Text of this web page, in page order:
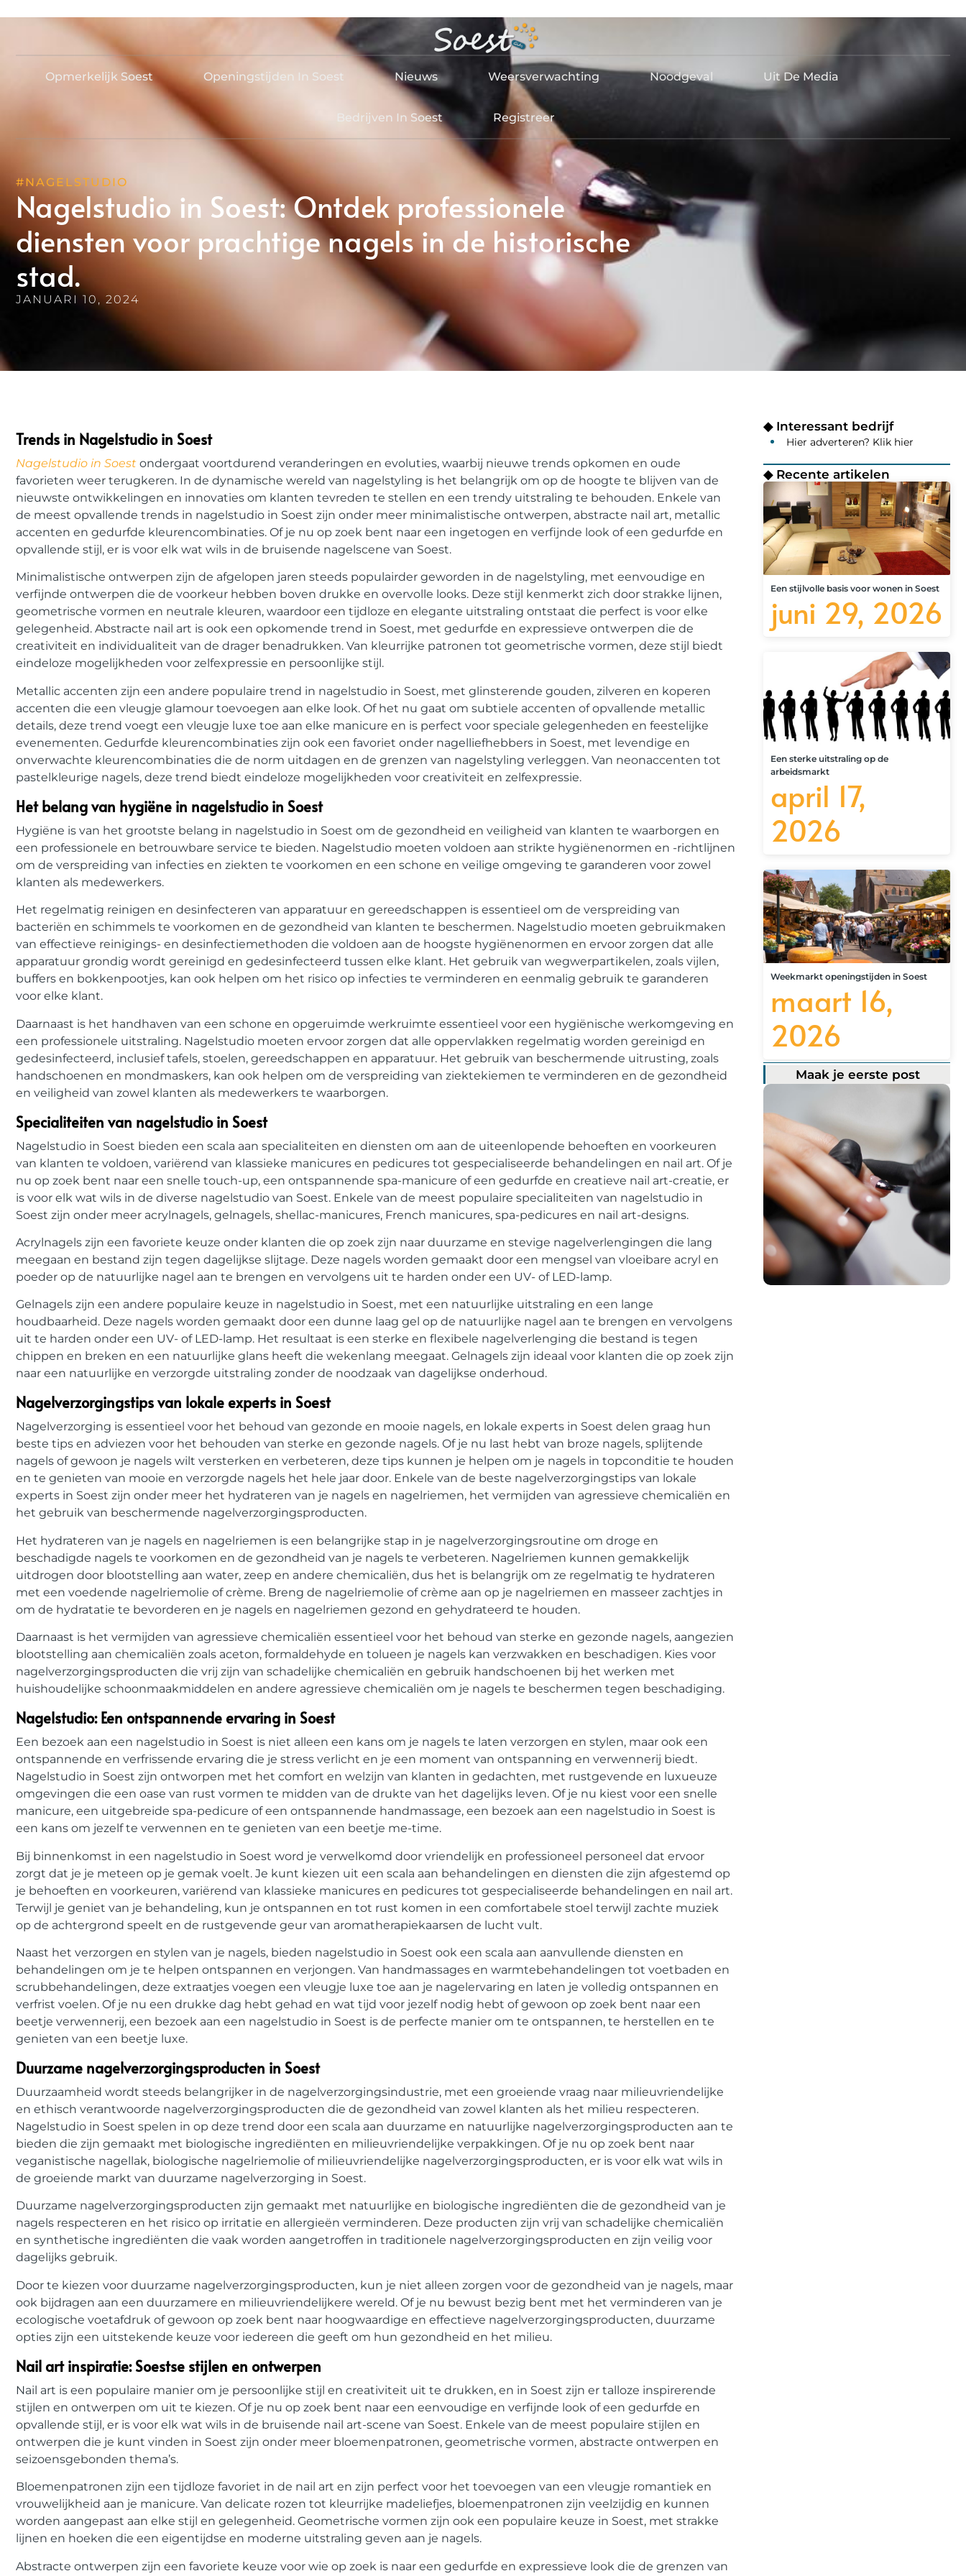
Opmerkelijk Soest Openingstijden In Soest Nieuws Weersverwachting Noodgeval Uit De Media
Bedrijven In Soest Registreer
#NAGELSTUDIO
Nagelstudio in Soest: Ontdek professionele
diensten voor prachtige nagels in de historische
stad.
JANUARI 10, 2024
Trends in Nagelstudio in Soest
Nagelstudio in Soest ondergaat voortdurend veranderingen en evoluties, waarbij nieuwe trends opkomen en oude
favorieten weer terugkeren. In de dynamische wereld van nagelstyling is het belangrijk om op de hoogte te blijven van de
nieuwste ontwikkelingen en innovaties om klanten tevreden te stellen en een trendy uitstraling te behouden. Enkele van
de meest opvallende trends in nagelstudio in Soest zijn onder meer minimalistische ontwerpen, abstracte nail art, metallic
accenten en gedurfde kleurencombinaties. Of je nu op zoek bent naar een ingetogen en verfijnde look of een gedurfde en
opvallende stijl, er is voor elk wat wils in de bruisende nagelscene van Soest.
Minimalistische ontwerpen zijn de afgelopen jaren steeds populairder geworden in de nagelstyling, met eenvoudige en
verfijnde ontwerpen die de voorkeur hebben boven drukke en overvolle looks. Deze stijl kenmerkt zich door strakke lijnen,
geometrische vormen en neutrale kleuren, waardoor een tijdloze en elegante uitstraling ontstaat die perfect is voor elke
gelegenheid. Abstracte nail art is ook een opkomende trend in Soest, met gedurfde en expressieve ontwerpen die de
creativiteit en individualiteit van de drager benadrukken. Van kleurrijke patronen tot geometrische vormen, deze stijl biedt
eindeloze mogelijkheden voor zelfexpressie en persoonlijke stijl.
Metallic accenten zijn een andere populaire trend in nagelstudio in Soest, met glinsterende gouden, zilveren en koperen
accenten die een vleugje glamour toevoegen aan elke look. Of het nu gaat om subtiele accenten of opvallende metallic
details, deze trend voegt een vleugje luxe toe aan elke manicure en is perfect voor speciale gelegenheden en feestelijke
evenementen. Gedurfde kleurencombinaties zijn ook een favoriet onder nagelliefhebbers in Soest, met levendige en
onverwachte kleurencombinaties die de norm uitdagen en de grenzen van nagelstyling verleggen. Van neonaccenten tot
pastelkleurige nagels, deze trend biedt eindeloze mogelijkheden voor creativiteit en zelfexpressie.
Het belang van hygiëne in nagelstudio in Soest
Hygiëne is van het grootste belang in nagelstudio in Soest om de gezondheid en veiligheid van klanten te waarborgen en
een professionele en betrouwbare service te bieden. Nagelstudio moeten voldoen aan strikte hygiënenormen en -richtlijnen
om de verspreiding van infecties en ziekten te voorkomen en een schone en veilige omgeving te garanderen voor zowel
klanten als medewerkers.
Het regelmatig reinigen en desinfecteren van apparatuur en gereedschappen is essentieel om de verspreiding van
bacteriën en schimmels te voorkomen en de gezondheid van klanten te beschermen. Nagelstudio moeten gebruikmaken
van effectieve reinigings- en desinfectiemethoden die voldoen aan de hoogste hygiënenormen en ervoor zorgen dat alle
apparatuur grondig wordt gereinigd en gedesinfecteerd tussen elke klant. Het gebruik van wegwerpartikelen, zoals vijlen,
buffers en bokkenpootjes, kan ook helpen om het risico op infecties te verminderen en eenmalig gebruik te garanderen
voor elke klant.
Daarnaast is het handhaven van een schone en opgeruimde werkruimte essentieel voor een hygiënische werkomgeving en
een professionele uitstraling. Nagelstudio moeten ervoor zorgen dat alle oppervlakken regelmatig worden gereinigd en
gedesinfecteerd, inclusief tafels, stoelen, gereedschappen en apparatuur. Het gebruik van beschermende uitrusting, zoals
handschoenen en mondmaskers, kan ook helpen om de verspreiding van ziektekiemen te verminderen en de gezondheid
en veiligheid van zowel klanten als medewerkers te waarborgen.
Specialiteiten van nagelstudio in Soest
Nagelstudio in Soest bieden een scala aan specialiteiten en diensten om aan de uiteenlopende behoeften en voorkeuren
van klanten te voldoen, variërend van klassieke manicures en pedicures tot gespecialiseerde behandelingen en nail art. Of je
nu op zoek bent naar een snelle touch-up, een ontspannende spa-manicure of een gedurfde en creatieve nail art-creatie, er
is voor elk wat wils in de diverse nagelstudio van Soest. Enkele van de meest populaire specialiteiten van nagelstudio in
Soest zijn onder meer acrylnagels, gelnagels, shellac-manicures, French manicures, spa-pedicures en nail art-designs.
Acrylnagels zijn een favoriete keuze onder klanten die op zoek zijn naar duurzame en stevige nagelverlengingen die lang
meegaan en bestand zijn tegen dagelijkse slijtage. Deze nagels worden gemaakt door een mengsel van vloeibare acryl en
poeder op de natuurlijke nagel aan te brengen en vervolgens uit te harden onder een UV- of LED-lamp.
Gelnagels zijn een andere populaire keuze in nagelstudio in Soest, met een natuurlijke uitstraling en een lange
houdbaarheid. Deze nagels worden gemaakt door een dunne laag gel op de natuurlijke nagel aan te brengen en vervolgens
uit te harden onder een UV- of LED-lamp. Het resultaat is een sterke en flexibele nagelverlenging die bestand is tegen
chippen en breken en een natuurlijke glans heeft die wekenlang meegaat. Gelnagels zijn ideaal voor klanten die op zoek zijn
naar een natuurlijke en verzorgde uitstraling zonder de noodzaak van dagelijkse onderhoud.
Nagelverzorgingstips van lokale experts in Soest
Nagelverzorging is essentieel voor het behoud van gezonde en mooie nagels, en lokale experts in Soest delen graag hun
beste tips en adviezen voor het behouden van sterke en gezonde nagels. Of je nu last hebt van broze nagels, splijtende
nagels of gewoon je nagels wilt versterken en verbeteren, deze tips kunnen je helpen om je nagels in topconditie te houden
en te genieten van mooie en verzorgde nagels het hele jaar door. Enkele van de beste nagelverzorgingstips van lokale
experts in Soest zijn onder meer het hydrateren van je nagels en nagelriemen, het vermijden van agressieve chemicaliën en
het gebruik van beschermende nagelverzorgingsproducten.
Het hydrateren van je nagels en nagelriemen is een belangrijke stap in je nagelverzorgingsroutine om droge en
beschadigde nagels te voorkomen en de gezondheid van je nagels te verbeteren. Nagelriemen kunnen gemakkelijk
uitdrogen door blootstelling aan water, zeep en andere chemicaliën, dus het is belangrijk om ze regelmatig te hydrateren
met een voedende nagelriemolie of crème. Breng de nagelriemolie of crème aan op je nagelriemen en masseer zachtjes in
om de hydratatie te bevorderen en je nagels en nagelriemen gezond en gehydrateerd te houden.
Daarnaast is het vermijden van agressieve chemicaliën essentieel voor het behoud van sterke en gezonde nagels, aangezien
blootstelling aan chemicaliën zoals aceton, formaldehyde en tolueen je nagels kan verzwakken en beschadigen. Kies voor
nagelverzorgingsproducten die vrij zijn van schadelijke chemicaliën en gebruik handschoenen bij het werken met
huishoudelijke schoonmaakmiddelen en andere agressieve chemicaliën om je nagels te beschermen tegen beschadiging.
Nagelstudio: Een ontspannende ervaring in Soest
Een bezoek aan een nagelstudio in Soest is niet alleen een kans om je nagels te laten verzorgen en stylen, maar ook een
ontspannende en verfrissende ervaring die je stress verlicht en je een moment van ontspanning en verwennerij biedt.
Nagelstudio in Soest zijn ontworpen met het comfort en welzijn van klanten in gedachten, met rustgevende en luxueuze
omgevingen die een oase van rust vormen te midden van de drukte van het dagelijks leven. Of je nu kiest voor een snelle
manicure, een uitgebreide spa-pedicure of een ontspannende handmassage, een bezoek aan een nagelstudio in Soest is
een kans om jezelf te verwennen en te genieten van een beetje me-time.
Bij binnenkomst in een nagelstudio in Soest word je verwelkomd door vriendelijk en professioneel personeel dat ervoor
zorgt dat je je meteen op je gemak voelt. Je kunt kiezen uit een scala aan behandelingen en diensten die zijn afgestemd op
je behoeften en voorkeuren, variërend van klassieke manicures en pedicures tot gespecialiseerde behandelingen en nail art.
Terwijl je geniet van je behandeling, kun je ontspannen en tot rust komen in een comfortabele stoel terwijl zachte muziek
op de achtergrond speelt en de rustgevende geur van aromatherapiekaarsen de lucht vult.
Naast het verzorgen en stylen van je nagels, bieden nagelstudio in Soest ook een scala aan aanvullende diensten en
behandelingen om je te helpen ontspannen en verjongen. Van handmassages en warmtebehandelingen tot voetbaden en
scrubbehandelingen, deze extraatjes voegen een vleugje luxe toe aan je nagelervaring en laten je volledig ontspannen en
verfrist voelen. Of je nu een drukke dag hebt gehad en wat tijd voor jezelf nodig hebt of gewoon op zoek bent naar een
beetje verwennerij, een bezoek aan een nagelstudio in Soest is de perfecte manier om te ontspannen, te herstellen en te
genieten van een beetje luxe.
Duurzame nagelverzorgingsproducten in Soest
Duurzaamheid wordt steeds belangrijker in de nagelverzorgingsindustrie, met een groeiende vraag naar milieuvriendelijke
en ethisch verantwoorde nagelverzorgingsproducten die de gezondheid van zowel klanten als het milieu respecteren.
Nagelstudio in Soest spelen in op deze trend door een scala aan duurzame en natuurlijke nagelverzorgingsproducten aan te
bieden die zijn gemaakt met biologische ingrediënten en milieuvriendelijke verpakkingen. Of je nu op zoek bent naar
veganistische nagellak, biologische nagelriemolie of milieuvriendelijke nagelverzorgingsproducten, er is voor elk wat wils in
de groeiende markt van duurzame nagelverzorging in Soest.
Duurzame nagelverzorgingsproducten zijn gemaakt met natuurlijke en biologische ingrediënten die de gezondheid van je
nagels respecteren en het risico op irritatie en allergieën verminderen. Deze producten zijn vrij van schadelijke chemicaliën
en synthetische ingrediënten die vaak worden aangetroffen in traditionele nagelverzorgingsproducten en zijn veilig voor
dagelijks gebruik.
Door te kiezen voor duurzame nagelverzorgingsproducten, kun je niet alleen zorgen voor de gezondheid van je nagels, maar
ook bijdragen aan een duurzamere en milieuvriendelijkere wereld. Of je nu bewust bezig bent met het verminderen van je
ecologische voetafdruk of gewoon op zoek bent naar hoogwaardige en effectieve nagelverzorgingsproducten, duurzame
opties zijn een uitstekende keuze voor iedereen die geeft om hun gezondheid en het milieu.
Nail art inspiratie: Soestse stijlen en ontwerpen
Nail art is een populaire manier om je persoonlijke stijl en creativiteit uit te drukken, en in Soest zijn er talloze inspirerende
stijlen en ontwerpen om uit te kiezen. Of je nu op zoek bent naar een eenvoudige en verfijnde look of een gedurfde en
opvallende stijl, er is voor elk wat wils in de bruisende nail art-scene van Soest. Enkele van de meest populaire stijlen en
ontwerpen die je kunt vinden in Soest zijn onder meer bloemenpatronen, geometrische vormen, abstracte ontwerpen en
seizoensgebonden thema’s.
Bloemenpatronen zijn een tijdloze favoriet in de nail art en zijn perfect voor het toevoegen van een vleugje romantiek en
vrouwelijkheid aan je manicure. Van delicate rozen tot kleurrijke madeliefjes, bloemenpatronen zijn veelzijdig en kunnen
worden aangepast aan elke stijl en gelegenheid. Geometrische vormen zijn ook een populaire keuze in Soest, met strakke
lijnen en hoeken die een eigentijdse en moderne uitstraling geven aan je nagels.
Abstracte ontwerpen zijn een favoriete keuze voor wie op zoek is naar een gedurfde en expressieve look die de grenzen van
◆ Interessant bedrijf
Hier adverteren? Klik hier
◆ Recente artikelen
Een stijlvolle basis voor wonen in Soest
juni 29, 2026
Een sterke uitstraling op de
arbeidsmarkt
april 17,
2026
Weekmarkt openingstijden in Soest
maart 16,
2026
Maak je eerste post